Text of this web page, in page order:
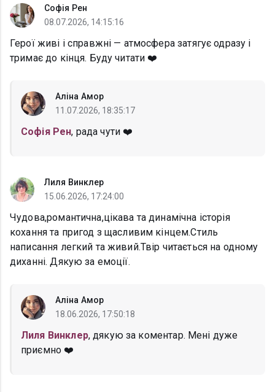
Софія Рен
08.07.2026, 14:15:16
Герої живі і справжні — атмосфера затягує одразу і
тримає до кінця. Буду читати ❤️
Аліна Амор
11.07.2026, 18:35:17
Софія Рен, рада чути ❤️
Лиля Винклер
15.06.2026, 17:24:00
Чудова,романтична,цікава та динамічна історія
кохання та пригод з щасливим кінцем.Стиль
написання легкий та живий.Твір читається на одному
диханні. Дякую за емоції.
Аліна Амор
18.06.2026, 17:50:18
Лиля Винклер, дякую за коментар. Мені дуже
приємно ❤️